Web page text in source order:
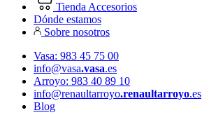
Tienda Accesorios
Dónde estamos
Sobre nosotros
Vasa: 983 45 75 00
info@vasa.vasa.es
Arroyo: 983 40 89 10
info@renaultarroyo.renaultarroyo.es
Blog